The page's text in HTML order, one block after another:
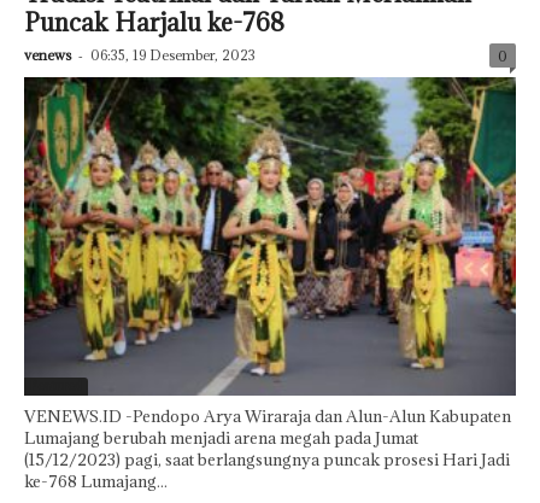
Puncak Harjalu ke-768
venews - 06:35, 19 Desember, 2023 0
VENEWS.ID -Pendopo Arya Wiraraja dan Alun-Alun Kabupaten
Lumajang berubah menjadi arena megah pada Jumat
(15/12/2023) pagi, saat berlangsungnya puncak prosesi Hari Jadi
ke-768 Lumajang...